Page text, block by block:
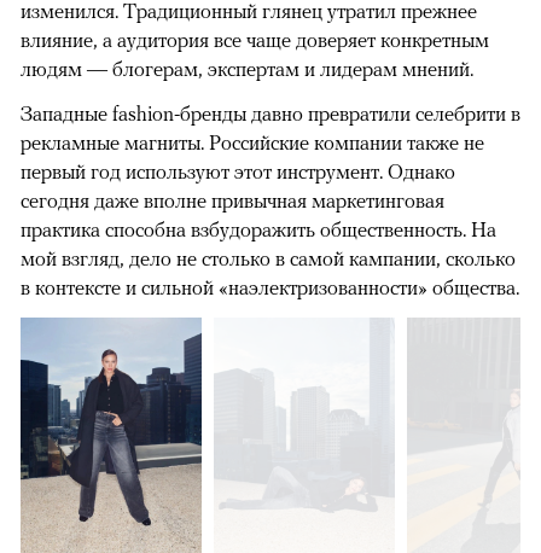
изменился. Традиционный глянец утратил прежнее
влияние, а аудитория все чаще доверяет конкретным
людям — блогерам, экспертам и лидерам мнений.
Западные fashion-бренды давно превратили селебрити в
рекламные магниты. Российские компании также не
первый год используют этот инструмент. Однако
сегодня даже вполне привычная маркетинговая
практика способна взбудоражить общественность. На
мой взгляд, дело не столько в самой кампании, сколько
в контексте и сильной «наэлектризованности» общества.